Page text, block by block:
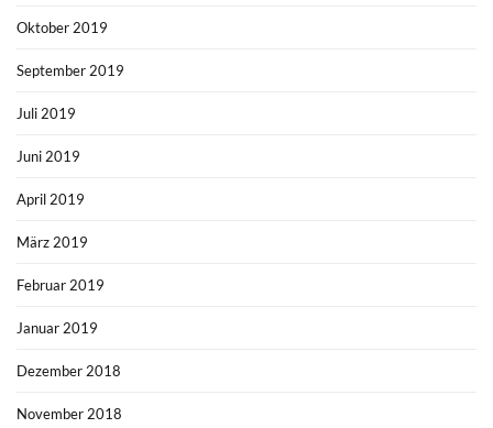
Oktober 2019
September 2019
Juli 2019
Juni 2019
April 2019
März 2019
Februar 2019
Januar 2019
Dezember 2018
November 2018